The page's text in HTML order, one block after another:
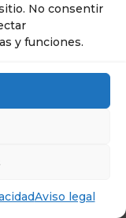
No consentir
y funciones.
Aviso legal
267 | Plaza